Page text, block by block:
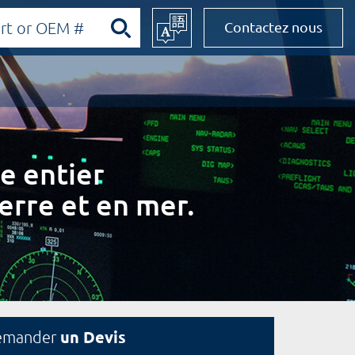
Contactez nous
entier
et en mer.
un Devis